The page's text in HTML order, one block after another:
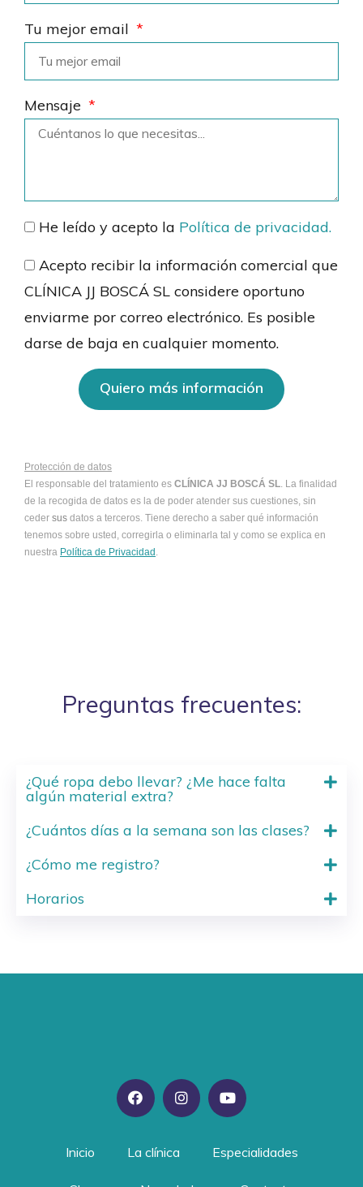
Tu mejor email
Mensaje
He leído y acepto la Política de privacidad.
Acepto recibir la información comercial que
CLÍNICA JJ BOSCÁ SL considere oportuno
enviarme por correo electrónico. Es posible
darse de baja en cualquier momento.
Quiero más información
Protección de datos
El responsable del tratamiento es CLÍNICA JJ BOSCÁ SL. La finalidad
de la recogida de datos es la de poder atender sus cuestiones, sin
ceder sus datos a terceros. Tiene derecho a saber qué información
tenemos sobre usted, corregirla o eliminarla tal y como se explica en
nuestra Política de Privacidad.
Preguntas frecuentes:
¿Qué ropa debo llevar? ¿Me hace falta
algún material extra?
¿Cuántos días a la semana son las clases?
¿Cómo me registro?
Horarios
Inicio La clínica Especialidades